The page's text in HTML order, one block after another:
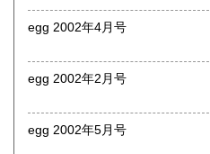
哲学宗教、歴史、美術工芸、
カルチャー、古書一般（その他
戦前の絵葉書・資料など古い紙
egg 2002年4月号
egg 2002年2月号
egg 2002年5月号